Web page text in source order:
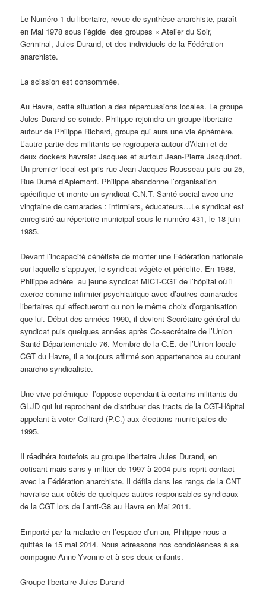
Le Numéro 1 du libertaire, revue de synthèse anarchiste, paraît
en Mai 1978 sous l’égide des groupes « Atelier du Soir,
Germinal, Jules Durand, et des individuels de la Fédération
anarchiste.
La scission est consommée.
Au Havre, cette situation a des répercussions locales. Le groupe
Jules Durand se scinde. Philippe rejoindra un groupe libertaire
autour de Philippe Richard, groupe qui aura une vie éphémère.
L’autre partie des militants se regroupera autour d’Alain et de
deux dockers havrais: Jacques et surtout Jean-Pierre Jacquinot.
Un premier local est pris rue Jean-Jacques Rousseau puis au 25,
Rue Dumé d’Aplemont. Philippe abandonne l’organisation
spécifique et monte un syndicat C.N.T. Santé social avec une
vingtaine de camarades : infirmiers, éducateurs…Le syndicat est
enregistré au répertoire municipal sous le numéro 431, le 18 juin
1985.
Devant l’incapacité cénétiste de monter une Fédération nationale
sur laquelle s’appuyer, le syndicat végète et périclite. En 1988,
Philippe adhère au jeune syndicat MICT-CGT de l’hôpital où il
exerce comme infirmier psychiatrique avec d’autres camarades
libertaires qui effectueront ou non le même choix d’organisation
que lui. Début des années 1990, il devient Secrétaire général du
syndicat puis quelques années après Co-secrétaire de l’Union
Santé Départementale 76. Membre de la C.E. de l’Union locale
CGT du Havre, il a toujours affirmé son appartenance au courant
anarcho-syndicaliste.
Une vive polémique l’oppose cependant à certains militants du
GLJD qui lui reprochent de distribuer des tracts de la CGT-Hôpital
appelant à voter Colliard (P.C.) aux élections municipales de
1995.
Il réadhéra toutefois au groupe libertaire Jules Durand, en
cotisant mais sans y militer de 1997 à 2004 puis reprit contact
avec la Fédération anarchiste. Il défila dans les rangs de la CNT
havraise aux côtés de quelques autres responsables syndicaux
de la CGT lors de l’anti-G8 au Havre en Mai 2011.
Emporté par la maladie en l’espace d’un an, Philippe nous a
quittés le 15 mai 2014. Nous adressons nos condoléances à sa
compagne Anne-Yvonne et à ses deux enfants.
Groupe libertaire Jules Durand